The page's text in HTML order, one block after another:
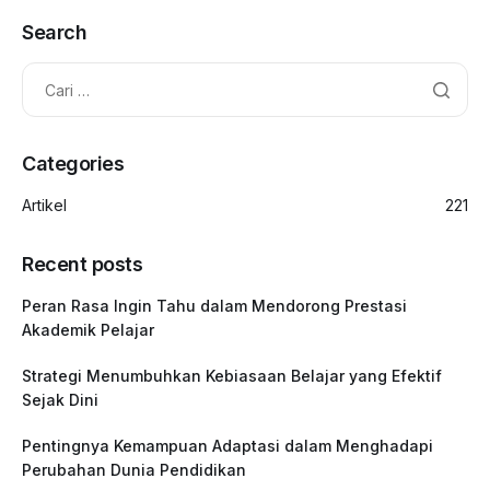
Search
Categories
Artikel 221
Recent posts
Peran Rasa Ingin Tahu dalam Mendorong Prestasi
Akademik Pelajar
Strategi Menumbuhkan Kebiasaan Belajar yang Efektif
Sejak Dini
Pentingnya Kemampuan Adaptasi dalam Menghadapi
Perubahan Dunia Pendidikan